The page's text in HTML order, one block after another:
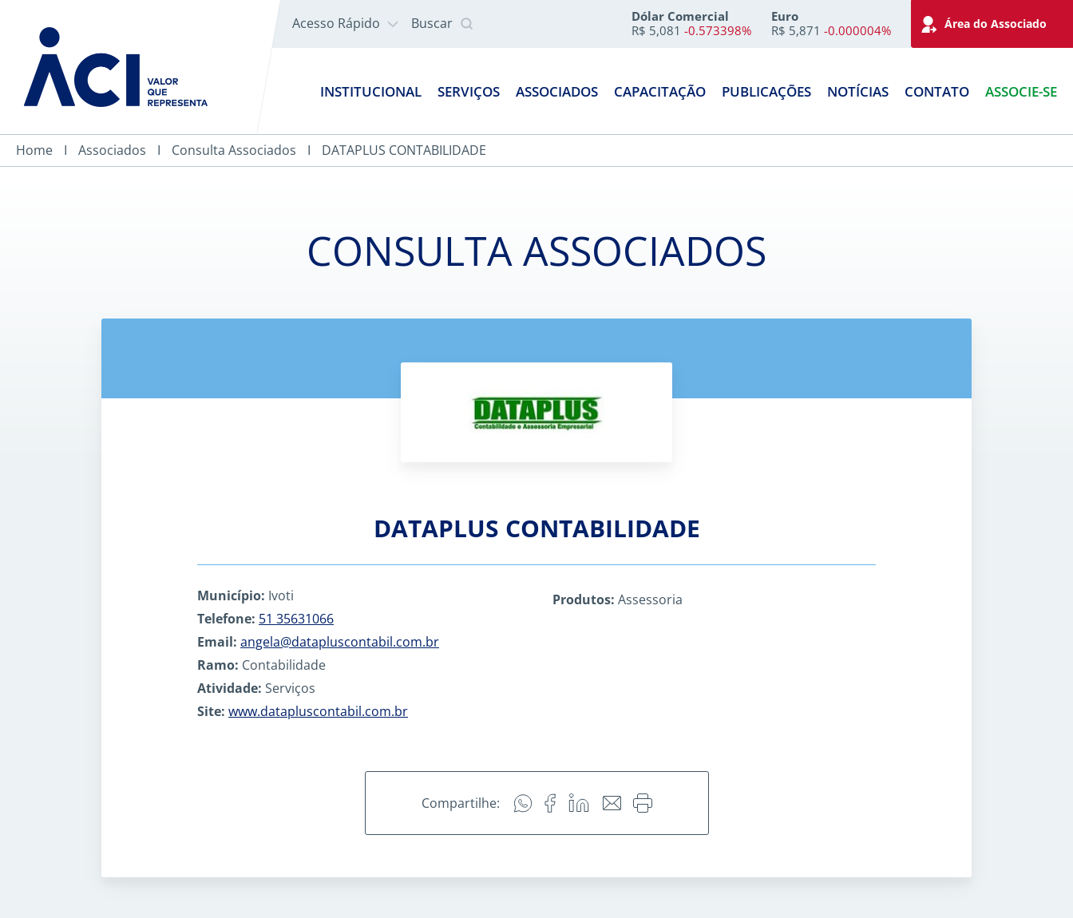
Acesso Rápido Buscar
Dólar Comercial
R$ 5,081 -0.573398%
Euro
R$ 5,871 -0.000004% Área do Associado
INSTITUCIONAL SERVIÇOS ASSOCIADOS CAPACITAÇÃO PUBLICAÇÕES NOTÍCIAS CONTATO ASSOCIE-SE
Home Associados Consulta Associados DATAPLUS CONTABILIDADE
CONSULTA ASSOCIADOS
DATAPLUS CONTABILIDADE
Município: Ivoti
Telefone: 51 35631066
Email: angela@datapluscontabil.com.br
Ramo: Contabilidade
Atividade: Serviços
Site: www.datapluscontabil.com.br
Produtos: Assessoria
Compartilhe: